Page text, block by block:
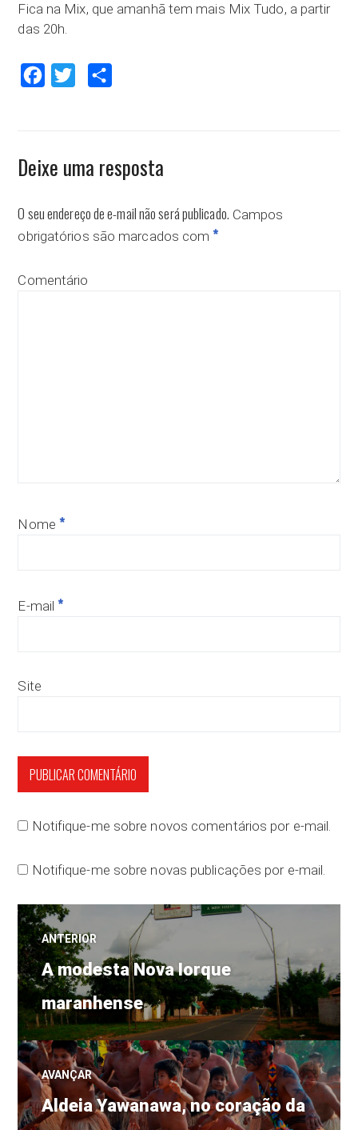
Fica na Mix, que amanhã tem mais Mix Tudo, a partir
das 20h.
Facebook Twitter
Deixe uma resposta
O seu endereço de e-mail não será publicado. Campos
obrigatórios são marcados com *
Comentário
Nome *
E-mail *
Site
Notifique-me sobre novos comentários por e-mail.
Notifique-me sobre novas publicações por e-mail.
Navegação
de
Post
ANTERIOR
Post
anterior:
A modesta Nova Iorque
maranhense
AVANÇAR
Próximo
Aldeia Yawanawa, no coração da